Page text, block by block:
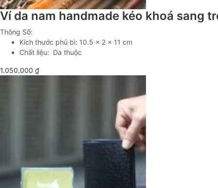
Ví da nam handmade kéo khoá sang
Thông Số:
Kích thước phủ bì: 10.5 x 2 x 11 cm
Chất liệu: Da thuộc
1.050.000 ₫